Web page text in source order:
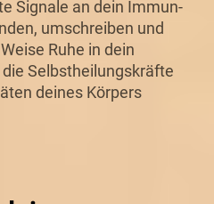
Signale an dein Immun-
umschreiben und
Ruhe in dein
Selbstheilungskräfte
deines Körpers